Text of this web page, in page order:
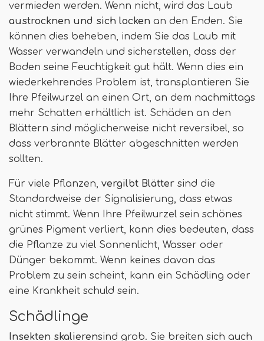
vermieden werden. Wenn nicht, wird das Laub
austrocknen und sich locken an den Enden. Sie
können dies beheben, indem Sie das Laub mit
Wasser verwandeln und sicherstellen, dass der
Boden seine Feuchtigkeit gut hält. Wenn dies ein
wiederkehrendes Problem ist, transplantieren Sie
Ihre Pfeilwurzel an einen Ort, an dem nachmittags
mehr Schatten erhältlich ist. Schäden an den
Blättern sind möglicherweise nicht reversibel, so
dass verbrannte Blätter abgeschnitten werden
sollten.
Für viele Pflanzen, vergilbt Blätter sind die
Standardweise der Signalisierung, dass etwas
nicht stimmt. Wenn Ihre Pfeilwurzel sein schönes
grünes Pigment verliert, kann dies bedeuten, dass
die Pflanze zu viel Sonnenlicht, Wasser oder
Dünger bekommt. Wenn keines davon das
Problem zu sein scheint, kann ein Schädling oder
eine Krankheit schuld sein.
Schädlinge
Insekten skalierensind grob. Sie breiten sich auch